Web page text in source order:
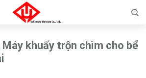
Máy khuấy trộn chìm cho bể